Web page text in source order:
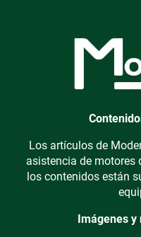
Los artículos de
asistencia de motores
los contenidos están
Imágenes